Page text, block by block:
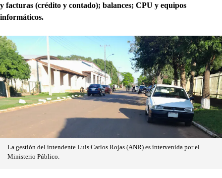
y facturas (crédito y contado); balances; CPU y equipos
informáticos.
La gestión del intendente Luis Carlos Rojas (ANR) es intervenida por el
Ministerio Público.